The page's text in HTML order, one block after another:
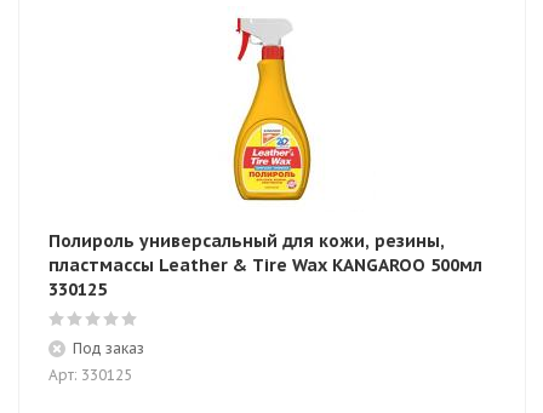
Полироль универсальный для кожи, резины,
пластмассы Leather & Tire Wax KANGAROO 500мл
330125
Под заказ
Арт: 330125